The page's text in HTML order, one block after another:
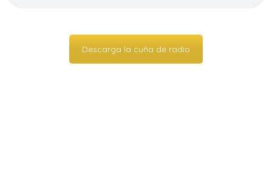
Descarga la cuña de radio